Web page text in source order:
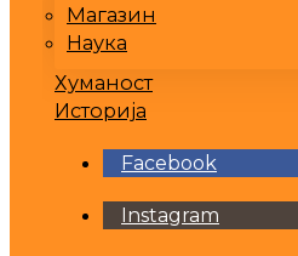
Магазин
Наука
Хуманост
Историја
Facebook
Instagram